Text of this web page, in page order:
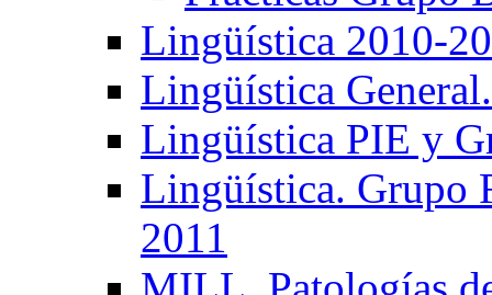
Lingüística 2010-
Lingüística
Lingüística PIE y
Lingüística. Grupo
2011